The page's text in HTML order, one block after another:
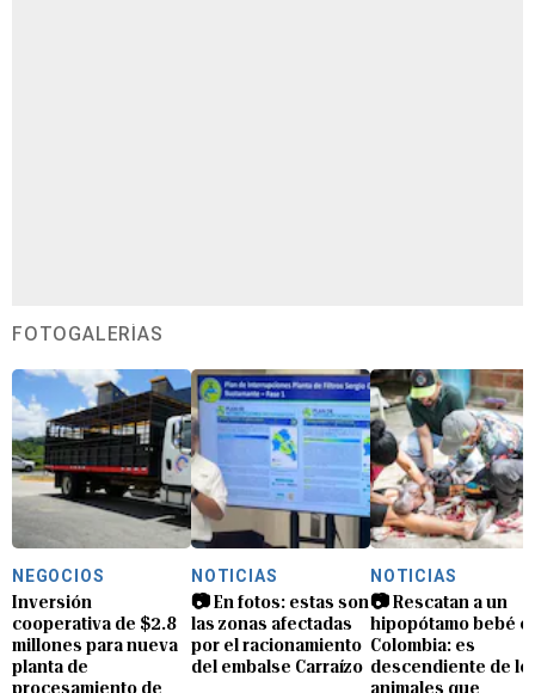
FOTOGALERÍAS
NEGOCIOS
Inversión
cooperativa de $2.8
millones para nueva
planta de
procesamiento de
NOTICIAS
📷 En fotos: estas son
las zonas afectadas
por el racionamiento
del embalse Carraízo
NOTICIAS
📷 Rescatan a un
hipopótamo bebé
Colombia: es
descendiente de
animales que